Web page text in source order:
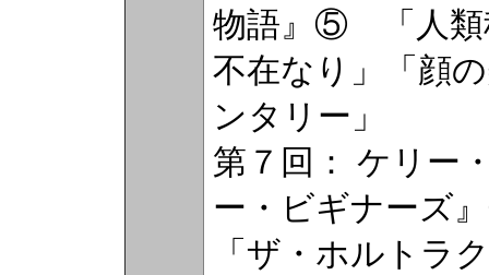
物語』⑤ 「人類
不在なり」「顔
ンタリー」
第７回： ケリー
ー・ビギナーズ
「ザ・ホルトラ